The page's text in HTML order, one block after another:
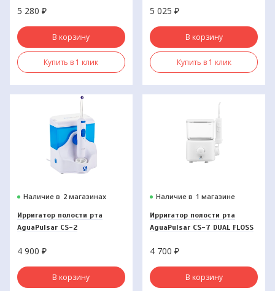
5 280 ₽
В корзину
Купить в 1 клик
5 025₽
В корзину
Купить в 1 клик
Наличие в 2 магазинах
Ирригатор полости рта
AguaPulsar CS-2
4 900 ₽
В корзину
Наличие в 1 магазине
Ирригатор полости рта
AguaPulsar CS-7 DUAL FLOSS
4 700₽
В корзину